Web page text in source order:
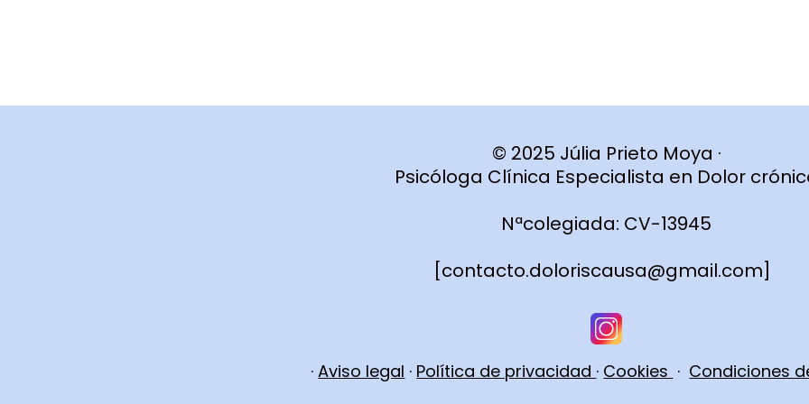
© 2025 Júlia Prieto Moya ·
Psicóloga Clínica Especialista en Dolor
Nªcolegiada: CV-13945
[contacto.doloriscausa@gmail.com]
·Aviso legal · Política de privacidad · Cookies · Condiciones